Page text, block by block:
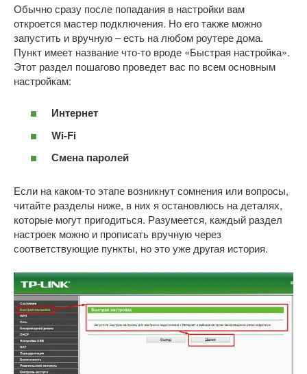
Обычно сразу после попадания в настройки вам
откроется мастер подключения. Но его также можно
запустить и вручную – есть на любом роутере дома.
Пункт имеет название что-то вроде «Быстрая настройка».
Этот раздел пошагово проведет вас по всем основным
настройкам:
Интернет
Wi-Fi
Смена паролей
Если на каком-то этапе возникнут сомнения или вопросы,
читайте разделы ниже, в них я остановлюсь на деталях,
которые могут пригодиться. Разумеется, каждый раздел
настроек можно и прописать вручную через
соответствующие пункты, но это уже другая история.